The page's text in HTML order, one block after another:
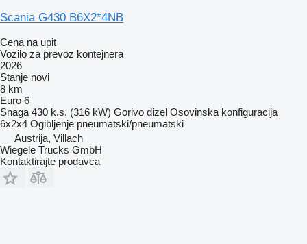
Scania G430 B6X2*4NB
Cena na upit
Vozilo za prevoz kontejnera
2026
Stanje novi
8 km
Euro 6
Snaga 430 k.s. (316 kW) Gorivo dizel Osovinska konfiguracija
6x2x4 Ogibljenje pneumatski/pneumatski
Austrija, Villach
Wiegele Trucks GmbH
Kontaktirajte prodavca